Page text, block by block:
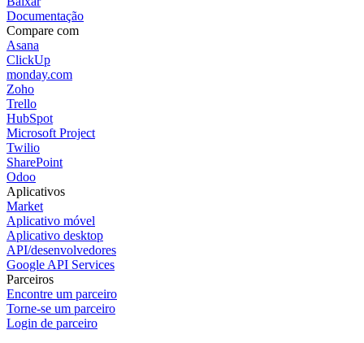
Documentação
Compare com
Asana
ClickUp
monday.com
Zoho
Trello
HubSpot
Microsoft Project
Twilio
SharePoint
Odoo
Aplicativos
Market
Aplicativo móvel
Aplicativo desktop
API/desenvolvedores
Google API Services
Parceiros
Encontre um parceiro
Torne-se um parceiro
Login de parceiro